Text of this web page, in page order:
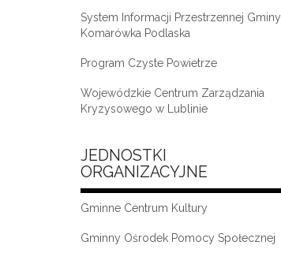
System Informacji Przestrzennej Gminy
Komarówka Podlaska
Program Czyste Powietrze
Wojewódzkie Centrum Zarządzania
Kryzysowego w Lublinie
JEDNOSTKI
ORGANIZACYJNE
Gminne Centrum Kultury
Gminny Ośrodek Pomocy Społecznej